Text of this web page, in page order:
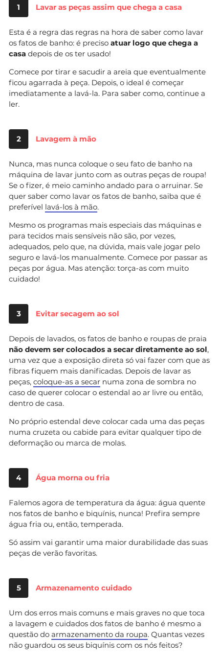
1 Lavar as peças assim que chega a casa
Esta é a regra das regras na hora de saber como lavar
os fatos de banho: é preciso atuar logo que chega a
casa depois de os ter usado!
Comece por tirar e sacudir a areia que eventualmente
ficou agarrada à peça. Depois, o ideal é começar
imediatamente a lavá-la. Para saber como, continue a
ler.
2 Lavagem à mão
Nunca, mas nunca coloque o seu fato de banho na
máquina de lavar junto com as outras peças de roupa!
Se o fizer, é meio caminho andado para o arruinar. Se
quer saber como lavar os fatos de banho, saiba que é
preferível lavá-los à mão.
Mesmo os programas mais especiais das máquinas e
para tecidos mais sensíveis não são, por vezes,
adequados, pelo que, na dúvida, mais vale jogar pelo
seguro e lavá-los manualmente. Comece por passar as
peças por água. Mas atenção: torça-as com muito
cuidado!
3 Evitar secagem ao sol
Depois de lavados, os fatos de banho e roupas de praia
não devem ser colocados a secar diretamente ao sol,
uma vez que a exposição direta só vai fazer com que as
fibras fiquem mais danificadas. Depois de lavar as
peças, coloque-as a secar numa zona de sombra no
caso de querer colocar o estendal ao ar livre ou então,
dentro de casa.
No próprio estendal deve colocar cada uma das peças
numa cruzeta ou cabide para evitar qualquer tipo de
deformação ou marca de molas.
4 Água morna ou fria
Falemos agora de temperatura da água: água quente
nos fatos de banho e biquínis, nunca! Prefira sempre
água fria ou, então, temperada.
Só assim vai garantir uma maior durabilidade das suas
peças de verão favoritas.
5 Armazenamento cuidado
Um dos erros mais comuns e mais graves no que toca
a lavagem e cuidados dos fatos de banho é mesmo a
questão do armazenamento da roupa. Quantas vezes
não guardou os seus biquínis com os nós feitos?